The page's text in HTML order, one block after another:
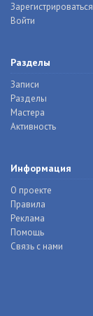
Зарегистрироваться
Войти
Разделы
Записи
Разделы
Мастера
Активность
Информация
О проекте
Правила
Реклама
Помощь
Связь с нами